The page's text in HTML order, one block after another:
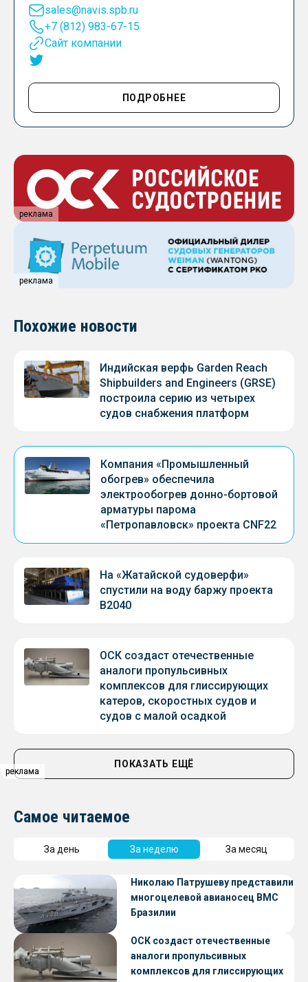
реклама
реклама
sales@navis.spb.ru
+7 (812) 983-67-15
Сайт компании
ПОДРОБНЕЕ
реклама
реклама
Похожие новости
Индийская верфь Garden Reach
Shipbuilders and Engineers (GRSE)
построила серию из четырех
судов снабжения платформ
Компания «Промышленный
обогрев» обеспечила
электрообогрев донно-бортовой
арматуры парома
«Петропавловск» проекта CNF22
На «Жатайской судоверфи»
спустили на воду баржу проекта
В2040
ОСК создаст отечественные
аналоги пропульсивных
комплексов для глиссирующих
катеров, скоростных судов и
судов с малой осадкой
ПОКАЗАТЬ ЕЩЁ
Самое читаемое
За день За неделю За месяц
Николаю Патрушеву представили
многоцелевой авианосец ВМС
Бразилии
ОСК создаст отечественные
аналоги пропульсивных
комплексов для глиссирующих